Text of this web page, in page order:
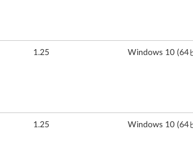
1.25 Windows 10 (64
1.25 Windows 10 (64